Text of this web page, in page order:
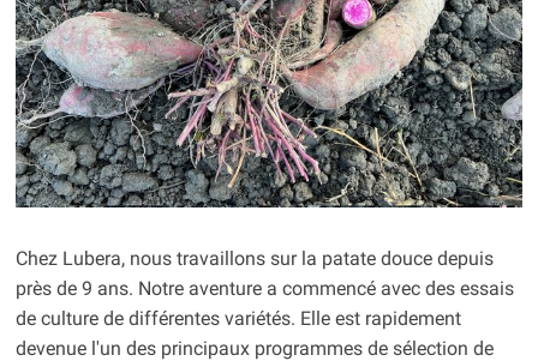
Chez Lubera, nous travaillons sur la patate douce depuis
près de 9 ans. Notre aventure a commencé avec des essais
de culture de différentes variétés. Elle est rapidement
devenue l'un des principaux programmes de sélection de